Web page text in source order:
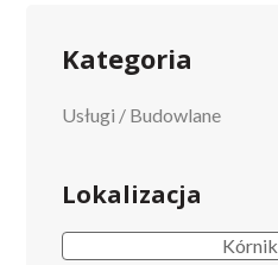
Kategoria
Usługi / Budowlane
Lokalizacja
Kórnik